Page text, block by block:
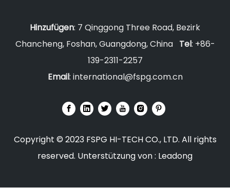
Hinzufügen: 7 Qinggong Three Road, Bezirk
Chancheng, Foshan, Guangdong, China Tel: +86-
139-2311-2257
Email: international@fspg.com.cn
Copyright © 2023 FSPG HI-TECH CO., LTD. All rights
reserved. Unterstützung von : Leadong